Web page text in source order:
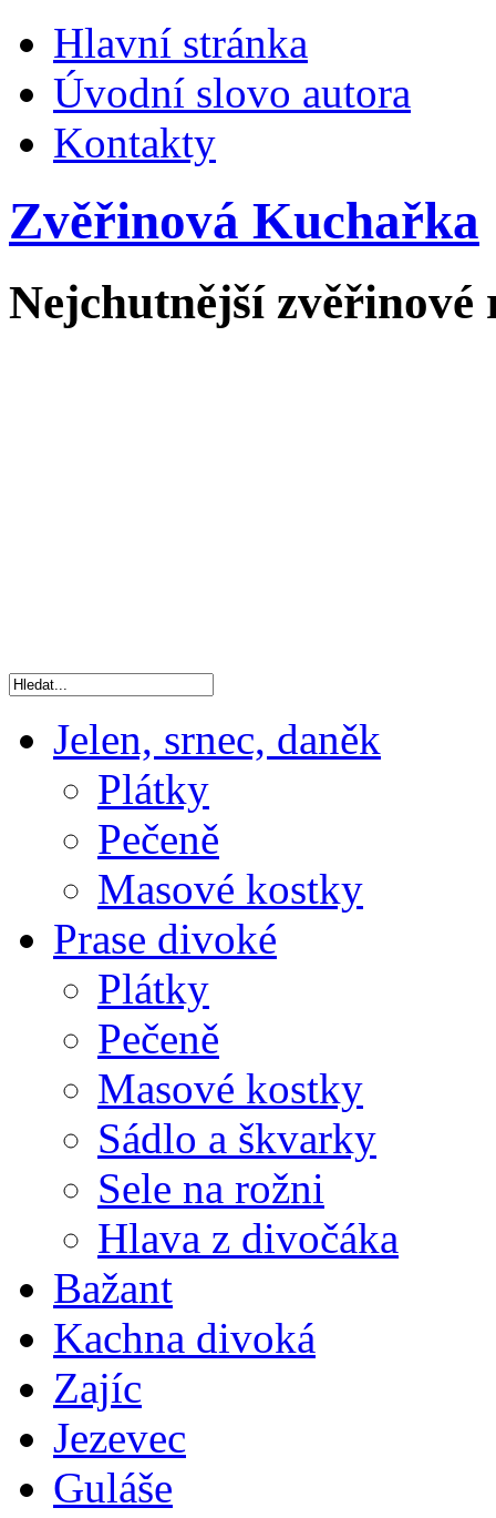
Hlavní stránka
Úvodní slovo autora
Kontakty
Zvěřinová Kuchařka
Nejchutnější zvěřinové
Jelen, srnec, daněk
Plátky
Pečeně
Masové kostky
Prase divoké
Plátky
Pečeně
Masové kostky
Sádlo a škvarky
Sele na rožni
Hlava z divočáka
Bažant
Kachna divoká
Zajíc
Jezevec
Guláše